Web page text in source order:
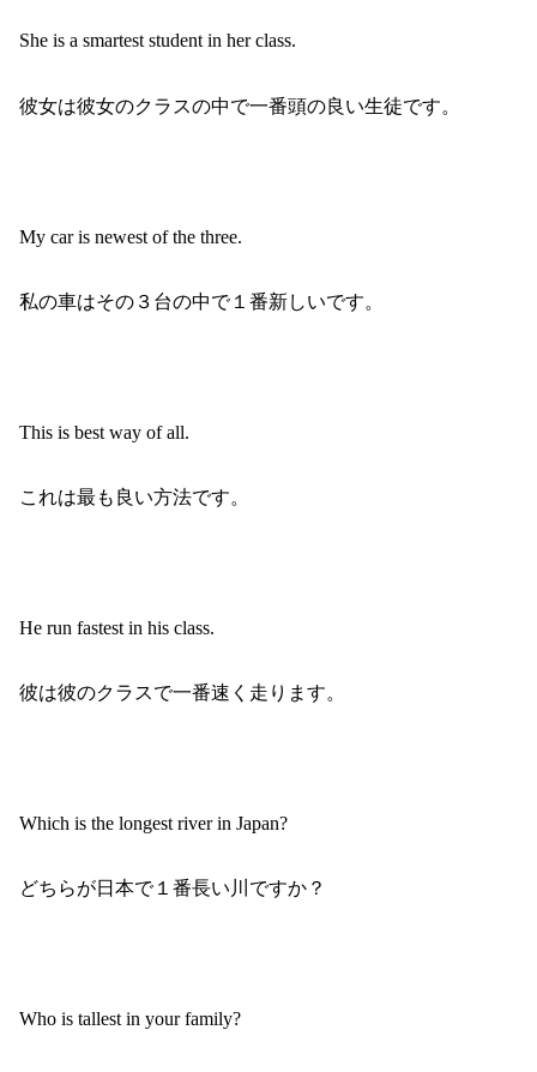
She is a smartest student in her class.
彼女は彼女のクラスの中で一番頭の良い生徒です。
My car is newest of the three.
私の車はその３台の中で１番新しいです。
This is best way of all.
これは最も良い方法です。
He run fastest in his class.
彼は彼のクラスで一番速く走ります。
Which is the longest river in Japan?
どちらが日本で１番長い川ですか？
Who is tallest in your family?